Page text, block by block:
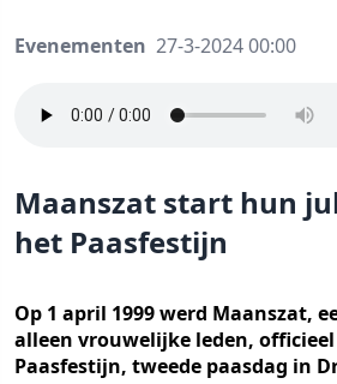
Evenementen 27-3-2024 00:00
Maanszat start hun
het Paasfestijn
Op 1 april 1999 werd Maanszat,
alleen vrouwelijke leden,
Paasfestijn, tweede paasdag in